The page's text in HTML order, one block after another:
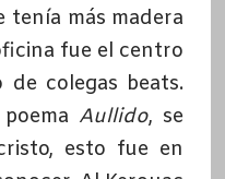
tenía más madera
fue el centro
colegas beats.
Aullido, se
esto fue en